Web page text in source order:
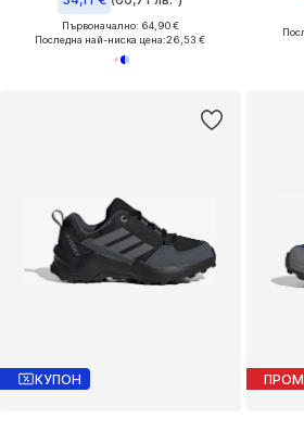
Първоначално: 64,90 €
Последна най-ниска цена:26,53 €
КУПОН